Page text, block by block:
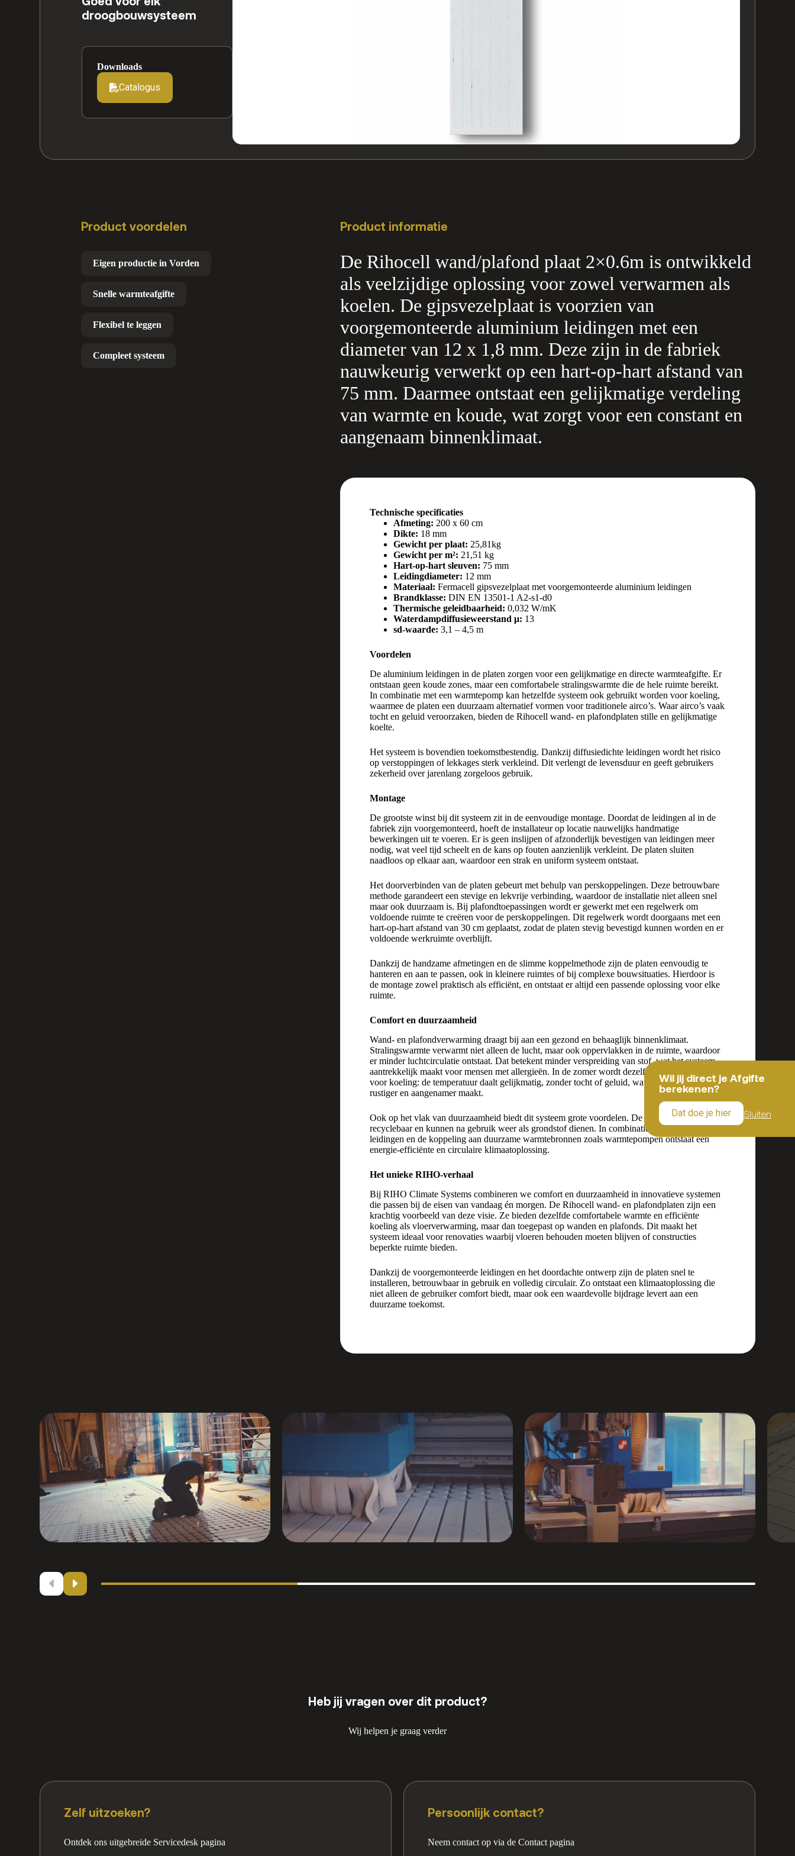
droogbouwsysteem
Downloads
Catalogus
Product voordelen
Eigen productie in Vorden
Snelle warmteafgifte
Flexibel te leggen
Compleet systeem
Product informatie
De Rihocell wand/plafond plaat 2×0.6m is ontwikkeld
als veelzijdige oplossing voor zowel verwarmen als
koelen. De gipsvezelplaat is voorzien van
voorgemonteerde aluminium leidingen met een
diameter van 12 x 1,8 mm. Deze zijn in de fabriek
nauwkeurig verwerkt op een hart-op-hart afstand van
75 mm. Daarmee ontstaat een gelijkmatige verdeling
van warmte en koude, wat zorgt voor een constant en
aangenaam binnenklimaat.
Technische specificaties
Afmeting: 200 x 60 cm
Dikte: 18 mm
Gewicht per plaat: 25,81kg
Gewicht per m²: 21,51 kg
Hart-op-hart sleuven: 75 mm
Leidingdiameter: 12 mm
Materiaal: Fermacell gipsvezelplaat met voorgemonteerde aluminium leidingen
Brandklasse: DIN EN 13501-1 A2-s1-d0
Thermische geleidbaarheid:0,032 W/mK
Waterdampdiffusieweerstand μ: 13
sd-waarde: 3,1 – 4,5 m
Voordelen
De aluminium leidingen in de platen zorgen voor een gelijkmatige en directe warmteafgifte. Er
ontstaan geen koude zones, maar een comfortabele stralingswarmte die de hele ruimte bereikt.
In combinatie met een warmtepomp kan hetzelfde systeem ook gebruikt worden voor koeling,
waarmee de platen een duurzaam alternatief vormen voor traditionele airco’s. Waar airco’s vaak
tocht en geluid veroorzaken, bieden de Rihocell wand- en plafondplaten stille en gelijkmatige
koelte.
Het systeem is bovendien toekomstbestendig. Dankzij diffusiedichte leidingen wordt het risico
op verstoppingen of lekkages sterk verkleind. Dit verlengt de levensduur en geeft gebruikers
zekerheid over jarenlang zorgeloos gebruik.
Montage
De grootste winst bij dit systeem zit in de eenvoudige montage. Doordat de leidingen al in de
fabriek zijn voorgemonteerd, hoeft de installateur op locatie nauwelijks handmatige
bewerkingen uit te voeren. Er is geen inslijpen of afzonderlijk bevestigen van leidingen meer
nodig, wat veel tijd scheelt en de kans op fouten aanzienlijk verkleint. De platen sluiten
naadloos op elkaar aan, waardoor een strak en uniform systeem ontstaat.
Het doorverbinden van de platen gebeurt met behulp van perskoppelingen. Deze betrouwbare
methode garandeert een stevige en lekvrije verbinding, waardoor de installatie niet alleen snel
maar ook duurzaam is. Bij plafondtoepassingen wordt er gewerkt met een regelwerk om
voldoende ruimte te creëren voor de perskoppelingen. Dit regelwerk wordt doorgaans met een
hart-op-hart afstand van 30 cm geplaatst, zodat de platen stevig bevestigd kunnen worden en er
voldoende werkruimte overblijft.
Dankzij de handzame afmetingen en de slimme koppelmethode zijn de platen eenvoudig te
hanteren en aan te passen, ook in kleinere ruimtes of bij complexe bouwsituaties. Hierdoor is
de montage zowel praktisch als efficiënt, en ontstaat er altijd een passende oplossing voor elke
ruimte.
Comfort en duurzaamheid
Wand- en plafondverwarming draagt bij aan een gezond en behaaglijk binnenklimaat.
Stralingswarmte verwarmt niet alleen de lucht, maar ook oppervlakken in de ruimte, waardoor
er minder luchtcirculatie ontstaat. Dat betekent minder verspreiding van stof, wat het systeem
aantrekkelijk maakt voor mensen met allergieën. In de zomer wordt dezelfde techniek benut
voor koeling: de temperatuur daalt gelijkmatig, zonder tocht of geluid, wat het leefklimaat
rustiger en aangenamer maakt.
Ook op het vlak van duurzaamheid biedt dit systeem grote voordelen. De platen zijn volledig
recyclebaar en kunnen na gebruik weer als grondstof dienen. In combinatie met aluminium
leidingen en de koppeling aan duurzame warmtebronnen zoals warmtepompen ontstaat een
energie-efficiënte en circulaire klimaatoplossing.
Het unieke RIHO-verhaal
Bij RIHO Climate Systems combineren we comfort en duurzaamheid in innovatieve systemen
die passen bij de eisen van vandaag én morgen. De Rihocell wand- en plafondplaten zijn een
krachtig voorbeeld van deze visie. Ze bieden dezelfde comfortabele warmte en efficiënte
koeling als vloerverwarming, maar dan toegepast op wanden en plafonds. Dit maakt het
systeem ideaal voor renovaties waarbij vloeren behouden moeten blijven of constructies
beperkte ruimte bieden.
Dankzij de voorgemonteerde leidingen en het doordachte ontwerp zijn de platen snel te
installeren, betrouwbaar in gebruik en volledig circulair. Zo ontstaat een klimaatoplossing die
niet alleen de gebruiker comfort biedt, maar ook een waardevolle bijdrage levert aan een
duurzame toekomst.
Heb jij vragen over dit product?
Wij helpen je graag verder
Zelf uitzoeken?
Ontdek ons uitgebreide Servicedesk pagina
Persoonlijk contact?
Neem contact op via de Contact pagina
Wil jij direct je Afgifte
berekenen?
Dat doe je hier Sluiten